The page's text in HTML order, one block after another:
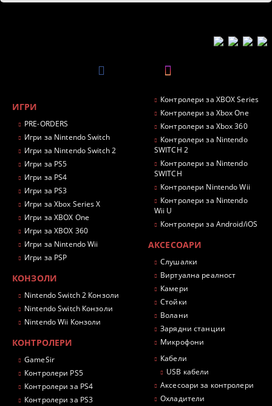
ИГРИ
PRE-ORDERS
Игри за Nintendo Switch
Игри за Nintendo Switch 2
Игри за PS5
Игри за PS4
Игри за PS3
Игри за Xbox Series X
Игри за XBOX One
Игри за XBOX 360
Игри за Nintendo Wii
Игри за PSP
КОНЗОЛИ
Nintendo Switch 2 Конзоли
Nintendo Switch Конзоли
Nintendo Wii Конзоли
КОНТРОЛЕРИ
GameSir
Контролери PS5
Контролери за PS4
Контролери за PS3
Контролери за XBOX Series
Контролери за Xbox One
Контролери за Xbox 360
Контролери за Nintendo
SWITCH 2
Контролери за Nintendo
SWITCH
Контролери Nintendo Wii
Контролери за Nintendo
Wii U
Контролери за Android/iOS
АКСЕСОАРИ
Слушалки
Виртуална реалност
Камери
Стойки
Волани
Зарядни станции
Микрофони
Кабели
USB кабели
Аксесоари за контролери
Охладители